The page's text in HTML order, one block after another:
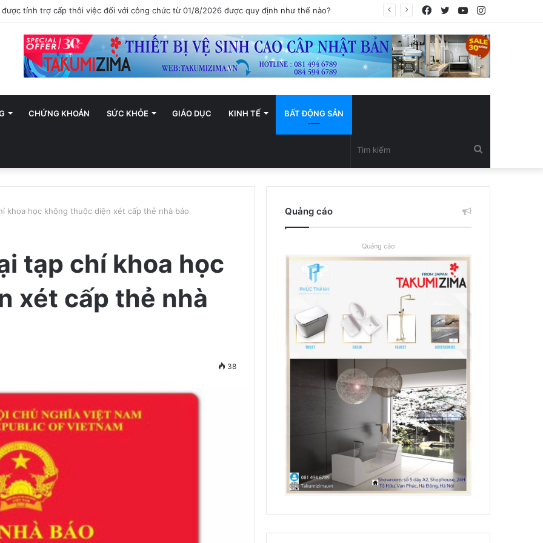
trở thành trung tâm văn hóa và sáng tạo hàng đầu khu vực YouTube
Twitter
Facebook
CHỨNG KHOÁN SỨC KHỎE GIÁO DỤC KINH TẾ BẤT ĐỘNG SẢN
kiếm
khoa học không thuộc diện xét cấp thẻ nhà báo
tạp chí khoa học
xét cấp thẻ nhà
38
Quảng cáo
Quảng cáo